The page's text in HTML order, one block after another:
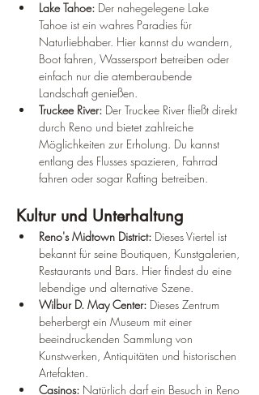
Lake Tahoe: Der nahegelegene Lake
Tahoe ist ein wahres Paradies für
Naturliebhaber. Hier kannst du wandern,
Boot fahren, Wassersport betreiben oder
einfach nur die atemberaubende
Landschaft genießen.
Truckee River: Der Truckee River fließt direkt
durch Reno und bietet zahlreiche
Möglichkeiten zur Erholung. Du kannst
entlang des Flusses spazieren, Fahrrad
fahren oder sogar Rafting betreiben.
Kultur und Unterhaltung
Reno's Midtown District: Dieses Viertel ist
bekannt für seine Boutiquen, Kunstgalerien,
Restaurants und Bars. Hier findest du eine
lebendige und alternative Szene.
Wilbur D. May Center: Dieses Zentrum
beherbergt ein Museum mit einer
beeindruckenden Sammlung von
Kunstwerken, Antiquitäten und historischen
Artefakten.
Casinos: Natürlich darf ein Besuch in Reno